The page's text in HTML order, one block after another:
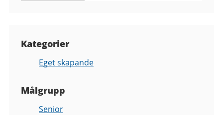
Kategorier
Eget skapande
Målgrupp
Senior